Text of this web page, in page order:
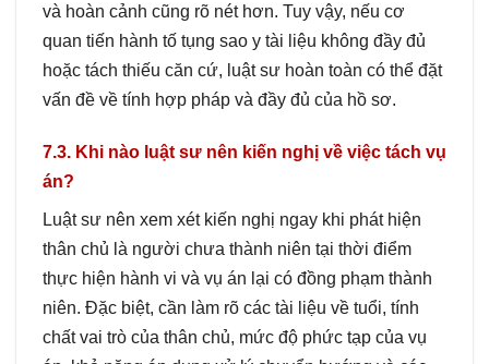
và hoàn cảnh cũng rõ nét hơn. Tuy vậy, nếu cơ
quan tiến hành tố tụng sao y tài liệu không đầy đủ
hoặc tách thiếu căn cứ, luật sư hoàn toàn có thể đặt
vấn đề về tính hợp pháp và đầy đủ của hồ sơ.
7.3. Khi nào luật sư nên kiến nghị về việc tách vụ
án?
Luật sư nên xem xét kiến nghị ngay khi phát hiện
thân chủ là người chưa thành niên tại thời điểm
thực hiện hành vi và vụ án lại có đồng phạm thành
niên. Đặc biệt, cần làm rõ các tài liệu về tuổi, tính
chất vai trò của thân chủ, mức độ phức tạp của vụ